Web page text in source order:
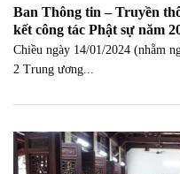
Ban Thông tin – Truyền
kết công tác Phật sự năm
Chiều ngày 14/01/2024 (nhằm
2 Trung ương...